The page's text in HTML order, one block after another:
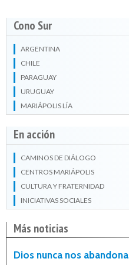
Cono Sur
ARGENTINA
CHILE
PARAGUAY
URUGUAY
MARIÁPOLIS LÍA
En acción
CAMINOS DE DIÁLOGO
CENTROS MARIÁPOLIS
CULTURA Y FRATERNIDAD
INICIATIVAS SOCIALES
Más noticias
Dios nunca nos abandona